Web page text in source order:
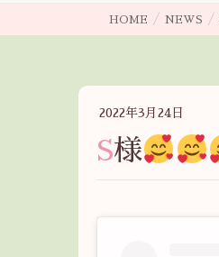
HOME NEWS
2022年3月24日
S様